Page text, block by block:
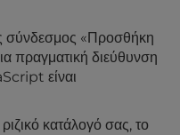
σύνδεσμος «Προσθήκη
πραγματική διεύθυνση
είναι
κατάλογό σας, το